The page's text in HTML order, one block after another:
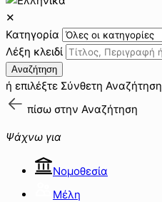
✕
Κατηγορία
Λέξη κλειδί
Αναζήτηση
ή επιλέξτε Σύνθετη Αναζήτηση
πίσω στην Αναζήτηση
Ψάχνω για
Νομοθεσία
Μέλη